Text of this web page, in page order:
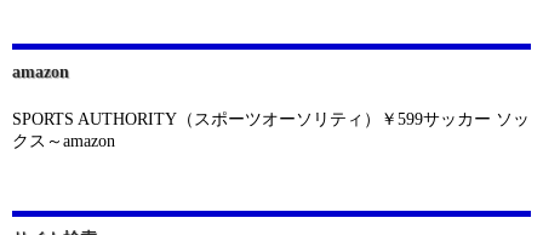
amazon
SPORTS AUTHORITY（スポーツオーソリティ）￥599サッカー ソッ
クス～amazon